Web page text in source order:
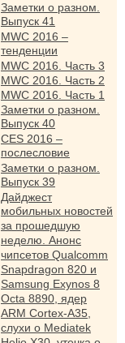
Заметки о разном.
Выпуск 41
MWC 2016 –
тенденции
MWC 2016. Часть 3
MWC 2016. Часть 2
MWC 2016. Часть 1
Заметки о разном.
Выпуск 40
CES 2016 –
послесловие
Заметки о разном.
Выпуск 39
Дайджест
мобильных новостей
за прошедшую
неделю. Анонс
чипсетов Qualcomm
Snapdragon 820 и
Samsung Exynos 8
Octa 8890, ядер
ARM Cortex-A35,
слухи о Mediatek